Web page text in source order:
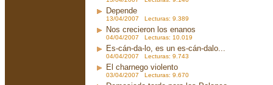
Depende
13/04/2007 Lecturas: 9.389
Nos crecieron los enanos
04/04/2007 Lecturas: 10.019
Es-cán-da-lo, es un es-cán-dalo...
04/04/2007 Lecturas: 9.743
El charnego violento
03/04/2007 Lecturas: 9.670